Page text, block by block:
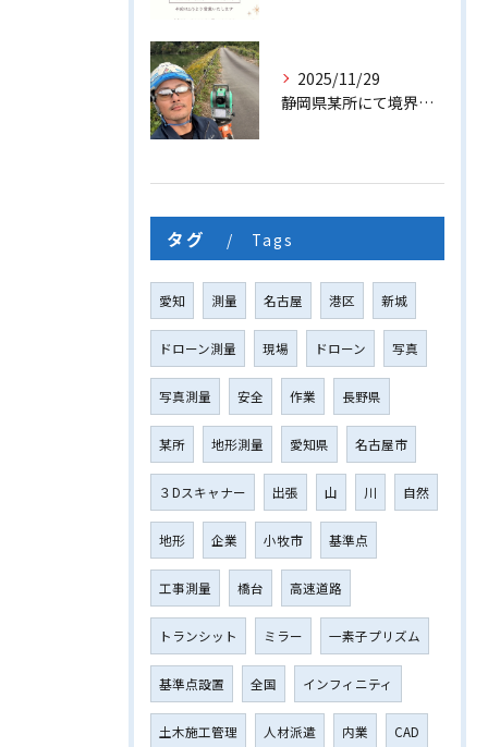
2025/11/29
静岡県某所にて境界線測量を行いました
タグ Tags
愛知 測量 名古屋 港区 新城
ドローン測量 現場 ドローン 写真
写真測量 安全 作業 長野県
某所 地形測量 愛知県 名古屋市
３Dスキャナー 出張 山 川 自然
地形 企業 小牧市 基準点
工事測量 橋台 高速道路
トランシット ミラー 一素子プリズム
基準点設置 全国 インフィニティ
土木施工管理 人材派遣 内業 CAD